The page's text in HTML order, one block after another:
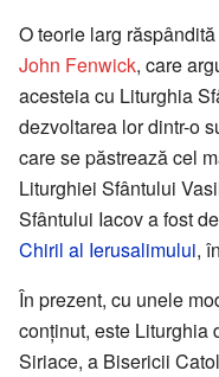
O teorie larg
John Fenwick, care
acesteia cu Liturghia
dezvoltarea lor dintr-o
care se păstrează cel
Liturghiei Sfântului
Sfântului Iacov a fost
Chiril al Ierusalimului,
În prezent, cu unele
conţinut, este Liturghia
Siriace, a Bisericii